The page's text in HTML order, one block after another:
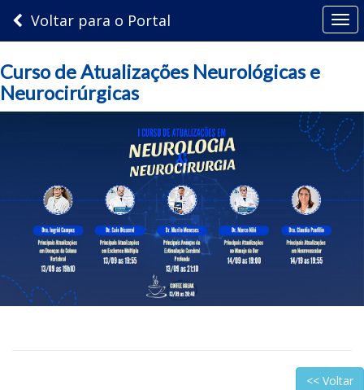
Voltar para o Portal
Curso de Atualizações Neurológicas e
Neurocirúrgicas
<< Voltar